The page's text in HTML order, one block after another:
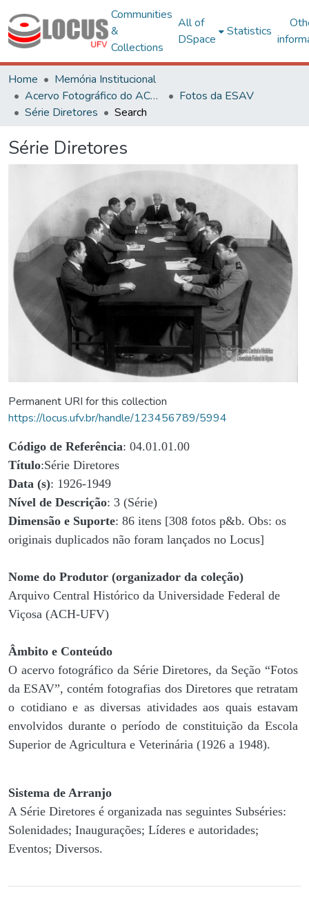
Communities
&
Collections
All of
DSpace
Statistics
Home
Memória Institucional
Acervo Fotográfico do ACH-UFV
Fotos da ESAV
Série Diretores
Search
Série Diretores
Permanent URI for this collection
https://locus.ufv.br/handle/123456789/5994
Código de Referência: 04.01.01.00
Título:Série Diretores
Data (s): 1926-1949
Nível de Descrição: 3 (Série)
Dimensão e Suporte: 86 itens [308 fotos p&b. Obs: os
originais duplicados não foram lançados no Locus]
Nome do Produtor (organizador da coleção)
Arquivo Central Histórico da Universidade Federal de
Viçosa (ACH-UFV)
Âmbito e Conteúdo
O acervo fotográfico da Série Diretores, da Seção “Fotos
da ESAV”, contém fotografias dos Diretores que retratam
o cotidiano e as diversas atividades aos quais estavam
envolvidos durante o período de constituição da Escola
Superior de Agricultura e Veterinária (1926 a 1948).
Sistema de Arranjo
A Série Diretores é organizada nas seguintes Subséries:
Solenidades; Inaugurações; Líderes e autoridades;
Eventos; Diversos.